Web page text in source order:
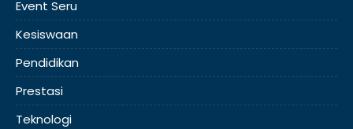
Event Seru
Kesiswaan
Pendidikan
Prestasi
Teknologi